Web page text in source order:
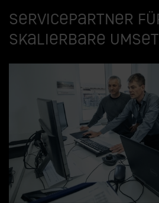
Servicepartner
skalierbare